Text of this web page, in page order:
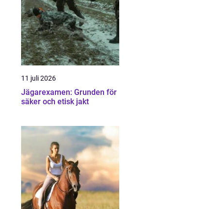
11 juli 2026
Jägarexamen: Grunden för
säker och etisk jakt